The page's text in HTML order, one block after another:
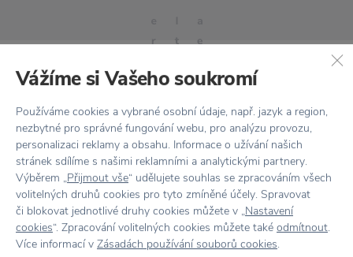
Stojí zapozornost
Vážíme si Vašeho soukromí
Používáme cookies a vybrané osobní údaje, např. jazyk a region,
nezbytné pro správné fungování webu, pro analýzu provozu,
personalizaci reklamy a obsahu. Informace o užívání našich
stránek sdílíme s našimi reklamními a analytickými partnery.
Výběrem „Přijmout vše“ udělujete souhlas se zpracováním všech
volitelných druhů cookies pro tyto zmíněné účely. Spravovat
či blokovat jednotlivé druhy cookies můžete v „Nastavení
cookies“. Zpracování volitelných cookies můžete také odmítnout.
Více informací v Zásadách používání souborů cookies.